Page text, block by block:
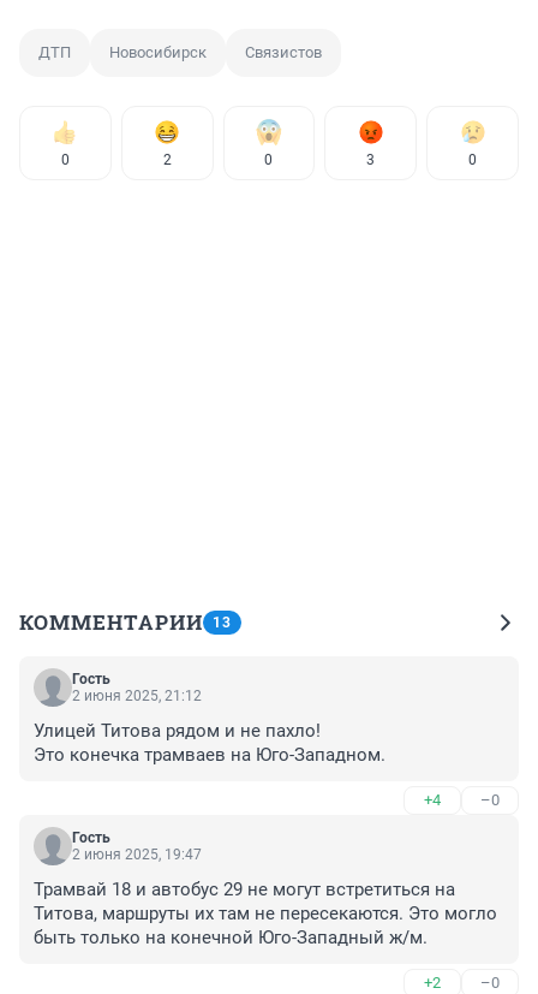
ДТП Новосибирск Связистов
0 2 0 3 0
КОММЕНТАРИИ 13
Гость
2 июня 2025, 21:12
Улицей Титова рядом и не пахло!
Это конечка трамваев на Юго-Западном.
+4 –0
Гость
2 июня 2025, 19:47
Трамвай 18 и автобус 29 не могут встретиться на
Титова, маршруты их там не пересекаются. Это могло
быть только на конечной Юго-Западный ж/м.
+2 –0